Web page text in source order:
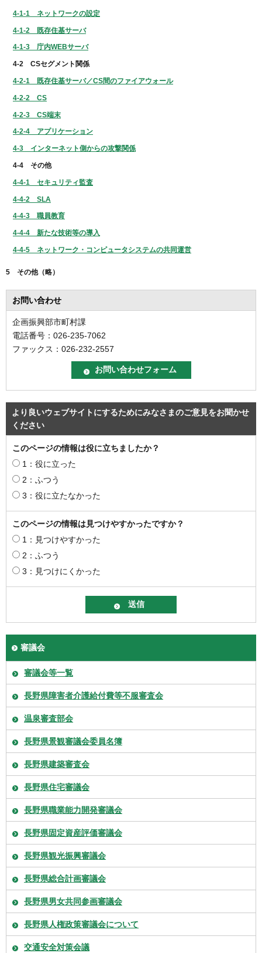
4-1-1 ネットワークの設定
4-1-2 既存住基サーバ
4-1-3 庁内WEBサーバ
4-2 CSセグメント関係
4-2-1 既存住基サーバ／CS間のファイアウォール
4-2-2 CS
4-2-3 CS端末
4-2-4 アプリケーション
4-3 インターネット側からの攻撃関係
4-4 その他
4-4-1 セキュリティ監査
4-4-2 SLA
4-4-3 職員教育
4-4-4 新たな技術等の導入
4-4-5 ネットワーク・コンピュータシステムの共同運営
5 その他（略）
お問い合わせ
企画振興部市町村課
電話番号：026-235-7062
ファックス：026-232-2557
より良いウェブサイトにするためにみなさまのご意見をお聞かせ
ください
このページの情報は役に立ちましたか？
1：役に立った
2：ふつう
3：役に立たなかった
このページの情報は見つけやすかったですか？
1：見つけやすかった
2：ふつう
3：見つけにくかった
審議会
審議会等一覧
長野県障害者介護給付費等不服審査会
温泉審査部会
長野県景観審議会委員名簿
長野県建築審査会
長野県住宅審議会
長野県職業能力開発審議会
長野県固定資産評価審議会
長野県観光振興審議会
長野県総合計画審議会
長野県男女共同参画審議会
長野県人権政策審議会について
交通安全対策会議